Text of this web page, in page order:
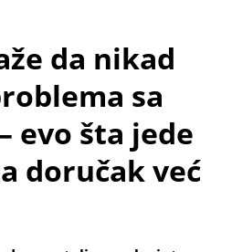
da nikad
sa
evo šta jede
doručak već